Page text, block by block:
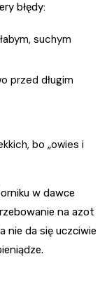
błędy:
suchym
przed długim
bo „owies i
w dawce
na azot
nie da się uczciwie